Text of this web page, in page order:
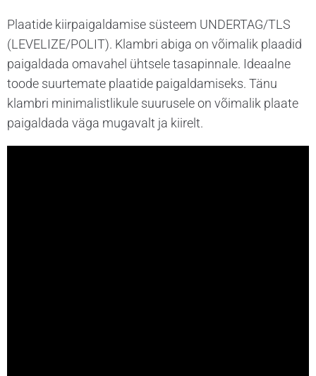
Plaatide kiirpaigaldamise süsteem UNDERTAG/TLS
(LEVELIZE/POLIT). Klambri abiga on võimalik plaadid
paigaldada omavahel ühtsele tasapinnale. Ideaalne
toode suurtemate plaatide paigaldamiseks. Tänu
klambri minimalistlikule suurusele on võimalik plaate
paigaldada väga mugavalt ja kiirelt.